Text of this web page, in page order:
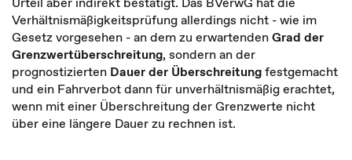
Verhältnismäßigkeitsprüfung allerdings nicht - wie im
Gesetz vorgesehen - an dem zu erwartendenGrad der
Grenzwertüberschreitung, sondern an der
prognostizierten Dauer der Überschreitungfestgemacht
und ein Fahrverbot dann für unverhältnismäßig erachtet,
wenn mit einer Überschreitung der Grenzwerte nicht
über eine längere Dauer zu rechnen ist.